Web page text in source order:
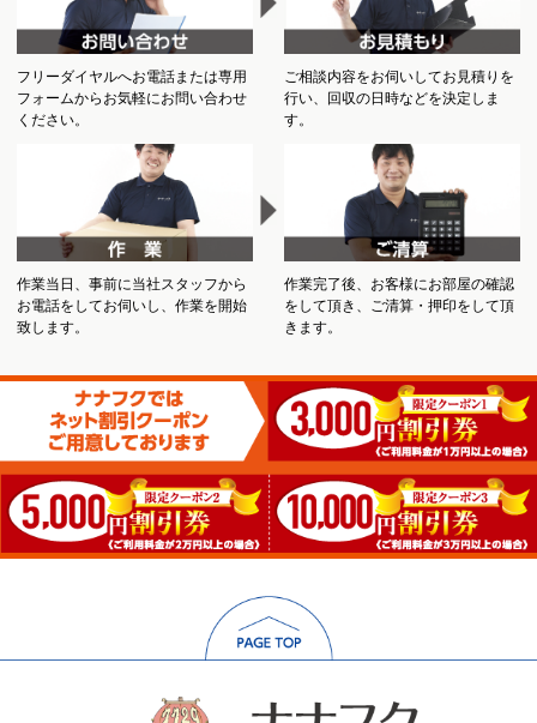
フリーダイヤルへお電話または専用
フォームからお気軽にお問い合わせ
ください。
ご相談内容をお伺いしてお見積りを
行い、回収の日時などを決定しま
す。
作業当日、事前に当社スタッフから
お電話をしてお伺いし、作業を開始
致します。
作業完了後、お客様にお部屋の確認
をして頂き、ご清算・押印をして頂
きます。